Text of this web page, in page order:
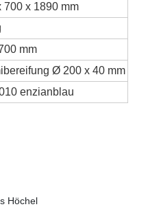
700 x 1890 mm
mm
Ø 200 x 40 mm
enzianblau
Höchel